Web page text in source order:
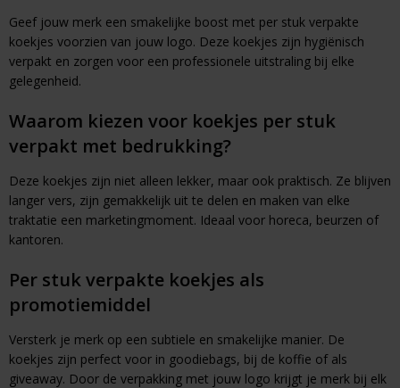
Geef jouw merk een smakelijke boost met per stuk verpakte
koekjes voorzien van jouw logo. Deze koekjes zijn hygiënisch
verpakt en zorgen voor een professionele uitstraling bij elke
gelegenheid.
Waarom kiezen voor koekjes per stuk
verpakt met bedrukking?
Deze koekjes zijn niet alleen lekker, maar ook praktisch. Ze blijven
langer vers, zijn gemakkelijk uit te delen en maken van elke
traktatie een marketingmoment. Ideaal voor horeca, beurzen of
kantoren.
Per stuk verpakte koekjes als
promotiemiddel
Versterk je merk op een subtiele en smakelijke manier. De
koekjes zijn perfect voor in goodiebags, bij de koffie of als
giveaway. Door de verpakking met jouw logo krijgt je merk bij elk